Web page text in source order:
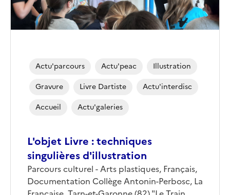
L'objet Livre : techniques
singulières d'illustration
Corps
Parcours culturel - Arts plastiques, Français,
Documentation Collège Antonin-Perbosc, La
Actu'parcours Actu'peac
Illustration
Gravure
Livre Dartiste
Actu'interdisc
Accueil
Actu'galeries